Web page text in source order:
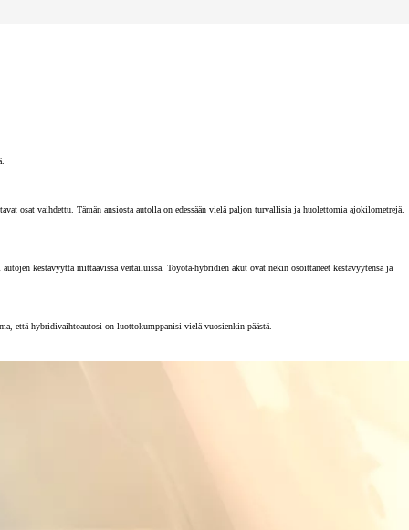
osat vaihdettu. Tämän ansiosta autolla on edessään vielä paljon turvallisia ja huolettomia ajokilometrejä.
kestävyyttä mittaavissa vertailuissa. Toyota-hybridien akut ovat nekin osoittaneet kestävyytensä ja
että hybridivaihtoautosi on luottokumppanisi vielä vuosienkin päästä.